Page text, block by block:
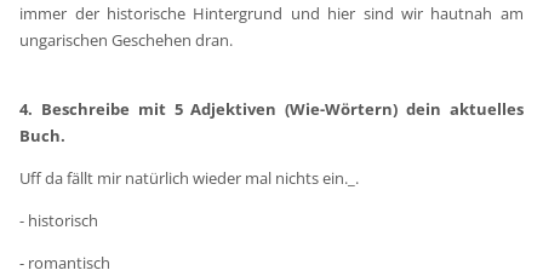
immer der historische Hintergrund und hier sind wir hautnah am
ungarischen Geschehen dran.
4. Beschreibe mit 5 Adjektiven (Wie-Wörtern) dein aktuelles
Buch.
Uff da fällt mir natürlich wieder mal nichts ein._.
- historisch
- romantisch